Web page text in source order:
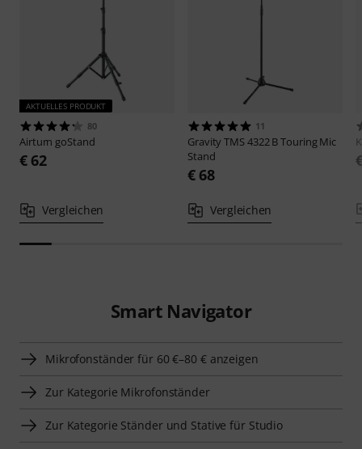
AKTUELLES PRODUKT
80
Airturn goStand
€ 62
Vergleichen
11
GravityTMS 4322 B Touring Mic
Stand
€ 68
Vergleichen
Smart Navigator
Mikrofonständer für 60 €–80 € anzeigen
Zur Kategorie Mikrofonständer
Zur Kategorie Ständer und Stative für Studio